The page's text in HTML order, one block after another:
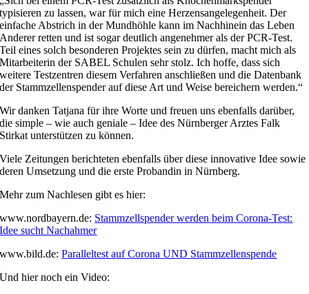
typisieren zu lassen, war für mich eine Herzensangelegenheit. Der
einfache Abstrich in der Mundhöhle kann im Nachhinein das Leben
Anderer retten und ist sogar deutlich angenehmer als der PCR-Test.
Teil eines solch besonderen Projektes sein zu dürfen, macht mich als
Mitarbeiterin der SABEL Schulen sehr stolz. Ich hoffe, dass sich
weitere Testzentren diesem Verfahren anschließen und die Datenbank
der Stammzellenspender auf diese Art und Weise bereichern werden.“
Wir danken Tatjana für ihre Worte und freuen uns ebenfalls darüber,
die simple – wie auch geniale – Idee des Nürnberger Arztes Falk
Stirkat unterstützen zu können.
Viele Zeitungen berichteten ebenfalls über diese innovative Idee sowie
deren Umsetzung und die erste Probandin in Nürnberg.
Mehr zum Nachlesen gibt es hier:
www.nordbayern.de: Stammzellspender werden beim Corona-Test:
Idee sucht Nachahmer
www.bild.de:Paralleltest auf Corona UND Stammzellenspende
Und hier noch ein Video: